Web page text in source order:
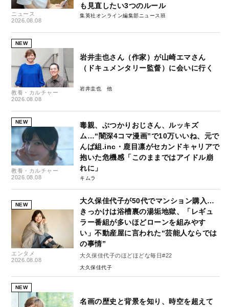
ニュース
2026.08.08
も見直したい3つのルール
集英社オンライン編集部ニュース班
NEW
教養・カルチャー
2026.08.08
岩井圭也さん（作家）が山崎エマさん
（ドキュメンタリー監督）に会いに行く
岩井圭也
NEW
教養・カルチャー
2026.08.08
毒親、ぶつかりおじさん、ルッキズ
ム…“闇深4コマ漫画”で10万いいね、元で
んぱ組.inc・鹿目凛がセカンドキャリアで
抱いた危機感「このままではアイドル崩
れに」
キムラ
NEW
エンタメ
2026.08.08
大久保佳代子が50代でマンション購入…
きっかけは浴槽裏の湯垢地獄、「レギュ
ラー番組が多いほどローンを組みやす
い」不動産屋に言われた“芸能人ならでは
の事情”
大久保佳代子のほどほどな毎日#22
大久保佳代子
NEW
名画の歴史と背景を知り、時空を超えて